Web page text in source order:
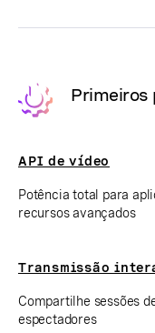
Primeiros
API de vídeo
Potência total para
recursos avançados
Transmissão
Compartilhe sessões
espectadores